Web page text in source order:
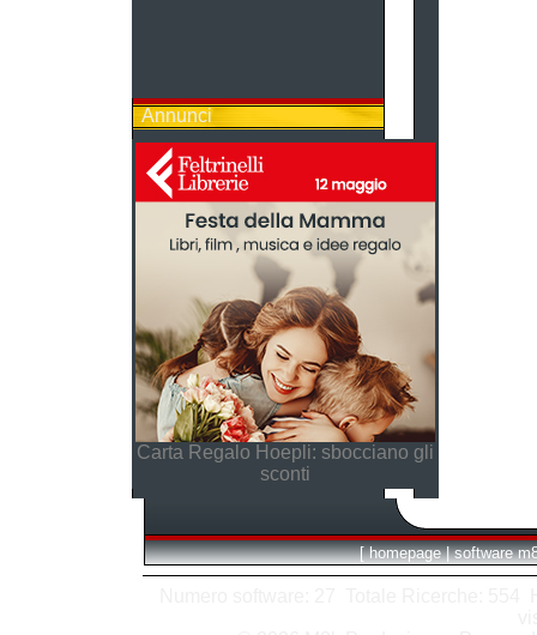
Annunci
Carta Regalo Hoepli: sbocciano gli
sconti
[ homepage | software